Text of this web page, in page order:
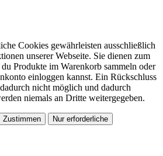
Cookies gewährleisten ausschließlich
unserer Webseite. Sie dienen zum
Produkte im Warenkorb sammeln oder
einloggen kannst. Ein Rückschluss
nicht möglich und dadurch
niemals an Dritte weitergegeben.
Zustimmen Nur erforderliche